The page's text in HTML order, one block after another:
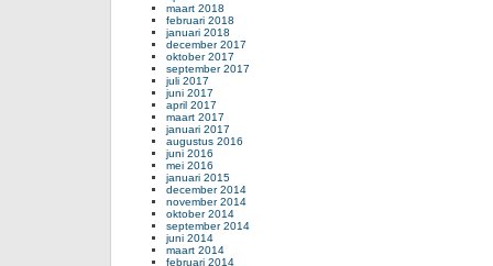
maart 2018
februari 2018
januari 2018
december 2017
oktober 2017
september 2017
juli 2017
juni 2017
april 2017
maart 2017
januari 2017
augustus 2016
juni 2016
mei 2016
januari 2015
december 2014
november 2014
oktober 2014
september 2014
juni 2014
maart 2014
februari 2014